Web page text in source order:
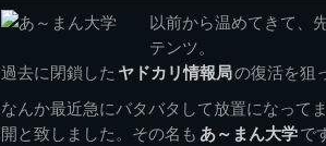
以前から温めてきて、
テンツ。
過去に閉鎖した ヤドカリ情報局の復活を狙
なんか最近急にバタバタして放置になって
開と致しました。その名も あ～まん大学で